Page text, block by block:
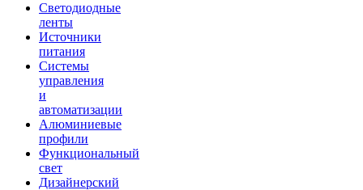
Светодиодные
ленты
Источники
питания
Системы
управления
и
автоматизации
Алюминиевые
профили
Функциональный
свет
Дизайнерский